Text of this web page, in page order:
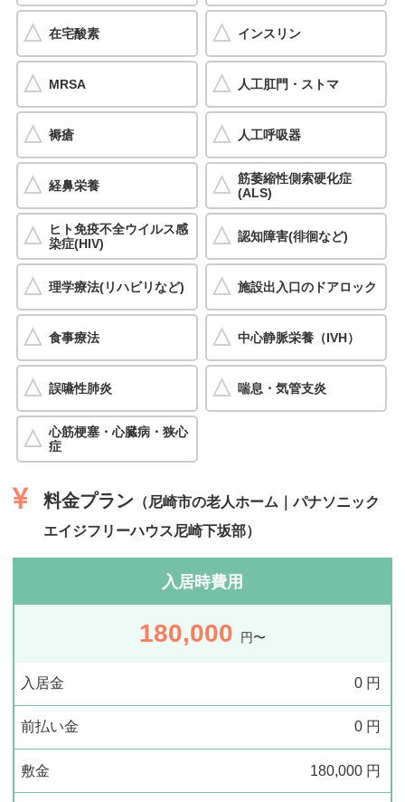
在宅酸素 インスリン
MRSA 人工肛門・ストマ
褥瘡 人工呼吸器
経鼻栄養
筋萎縮性側索硬化症
(ALS)
ヒト免疫不全ウイルス感
染症(HIV)
認知障害(徘徊など)
理学療法(リハビリなど) 施設出入口のドアロック
食事療法 中心静脈栄養（IVH）
誤嚥性肺炎 喘息・気管支炎
心筋梗塞・心臓病・狭心
症
料金プラン （尼崎市の老人ホーム｜パナソニック
エイジフリーハウス尼崎下坂部）
入居時費用
180,000 円〜
入居金 0 円
前払い金 0 円
敷金 180,000 円